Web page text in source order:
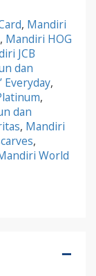
, Mandiri
, Mandiri HOG
JCB
dan
Everyday,
,
dan
, Mandiri
,
World